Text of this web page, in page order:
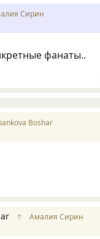
Сирин
фанаты..
Boshar
↑
Амалия Сирин